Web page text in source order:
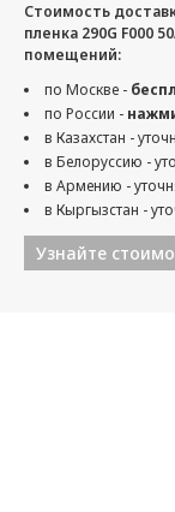
Стоимость
пленка 290G F000
помещений:
по Москве -
по России -
в Казахстан -
в Белоруссию -
в Армению -
в Кыргызстан -
Узнайте